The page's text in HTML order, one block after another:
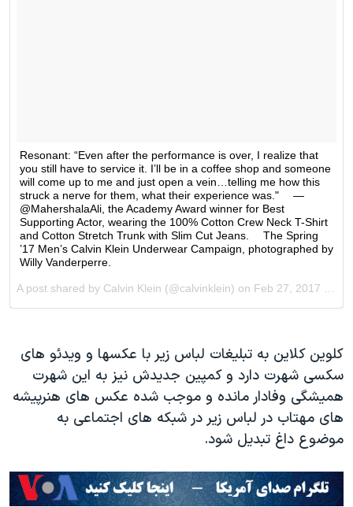
کلوین کلاین به تبلیغات لباس زیر با عکسها و ویدئو های
سکسی شهرت دارد و کمپین جدیدش نیز به این شهرت
همیشگی وفادار مانده و موجب شده عکس های هنرپیشه
های مهتاب در لباس زیر در شبکه های اجتماعی به
موضوع داغ تبدیل شود.